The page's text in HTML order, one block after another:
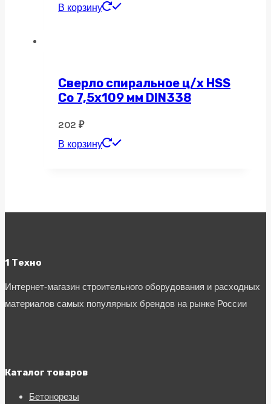
В корзину
Сверло спиральное ц/х HSS
Co 7,5х109 мм DIN338
202 ₽
В корзину
1 Техно
Интернет-магазин строительного оборудования и расходных
материалов самых популярных брендов на рынке России
Каталог товаров
Бетонорезы